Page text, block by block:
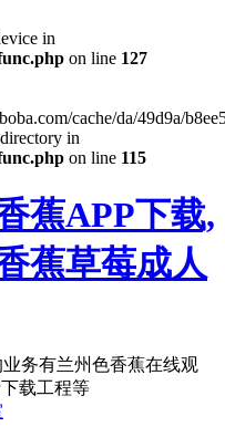
in
on line 127
cache/da/49d9a/
in
on line 115
蕉APP下载,
蕉草莓成人
务有兰州色香蕉在线观
载工程等